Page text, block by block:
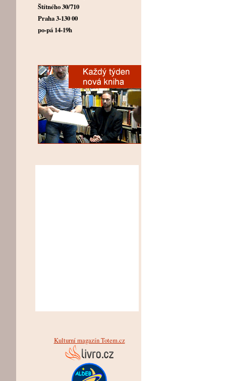
Štítného 30/710
Praha 3-130 00
po-pá 14-19h
Kulturní magazín Totem.cz